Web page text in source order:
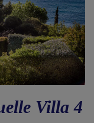
Villa 4